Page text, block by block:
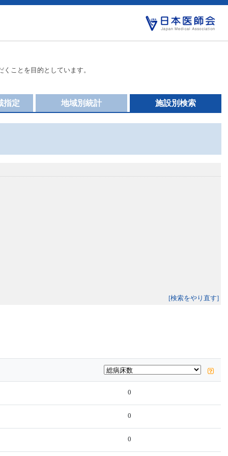
ことを目的としています。
施設別検索
地域別統計
指定
[検索をやり直す]
0
0
0